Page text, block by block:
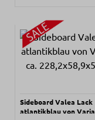
Sideboard Valea Lack
atlantikblau von